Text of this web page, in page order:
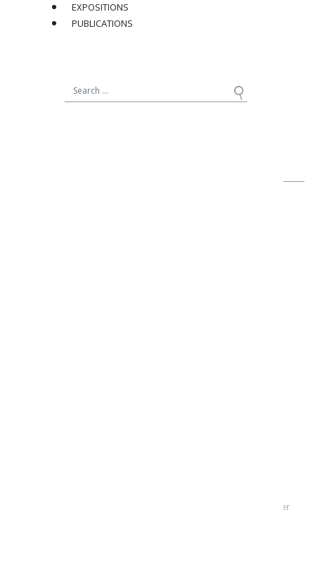
Réf : MERE001
Notre site est constamment mis à jour, n'hésitez pas à le consulter
EXPOSITIONS
PUBLICATIONS